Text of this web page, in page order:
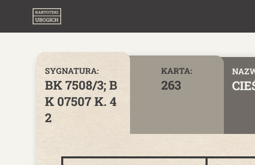
SYGNATURA:
BK 7508/3; B
K 07507 K. 4
2
KARTA:
263